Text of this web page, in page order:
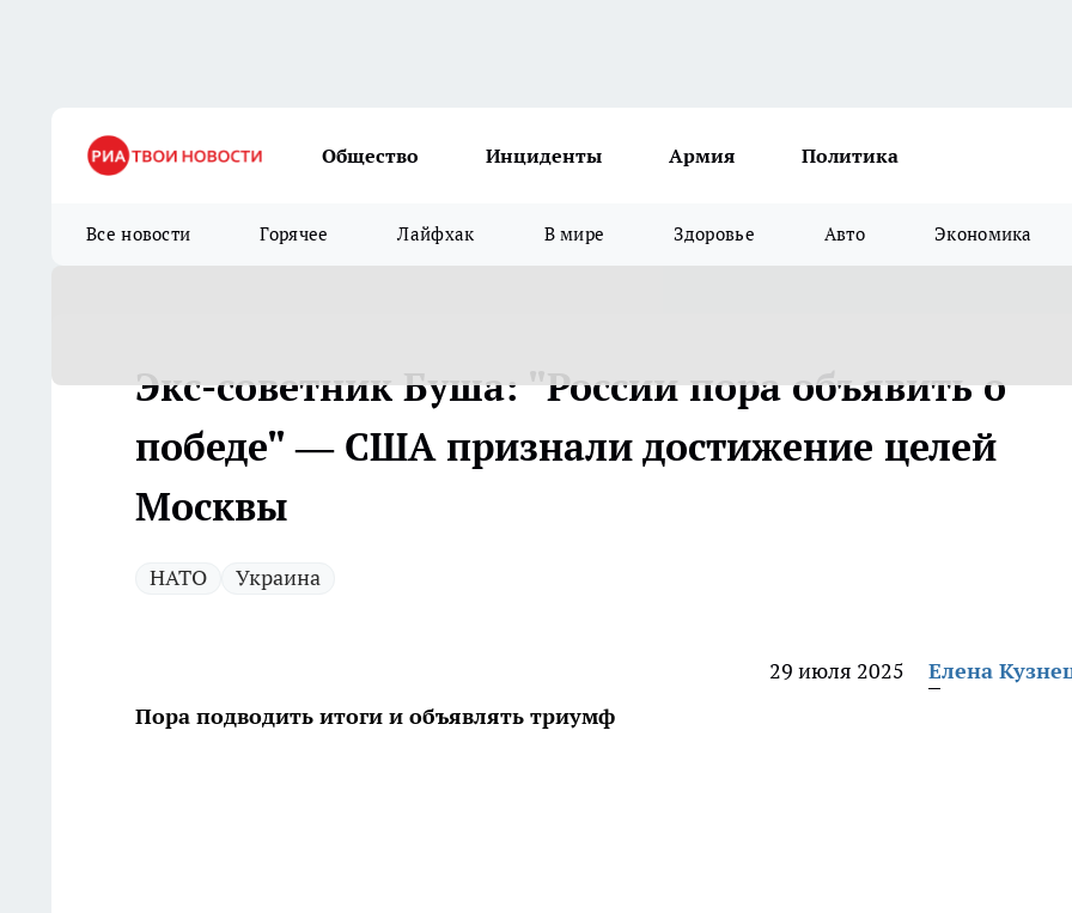
Общество Инциденты Армия Политика
Все новости Горячее Лайфхак В мире Здоровье Авто Экономика
Экс-советник Буша: "России пора объявить о
победе" — США признали достижение целей
Москвы
НАТО Украина
29 июля 2025
Елена
Пора подводить итоги и объявлять триумф